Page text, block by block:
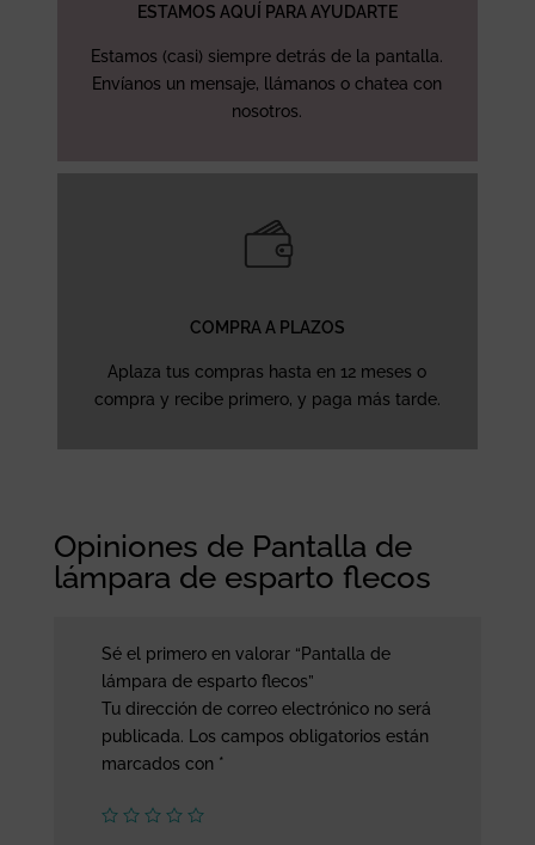
ESTAMOS AQUÍ PARA AYUDARTE
Estamos (casi) siempre detrás de la pantalla.
Envíanos un mensaje, llámanos o chatea con
nosotros.
COMPRA A PLAZOS
Aplaza tus compras hasta en 12 meses o
compra y recibe primero, y paga más tarde.
Opiniones de Pantalla de
lámpara de esparto flecos
Sé el primero en valorar “Pantalla de
lámpara de esparto flecos”
Tu dirección de correo electrónico no será
publicada. Los campos obligatorios están
marcados con *